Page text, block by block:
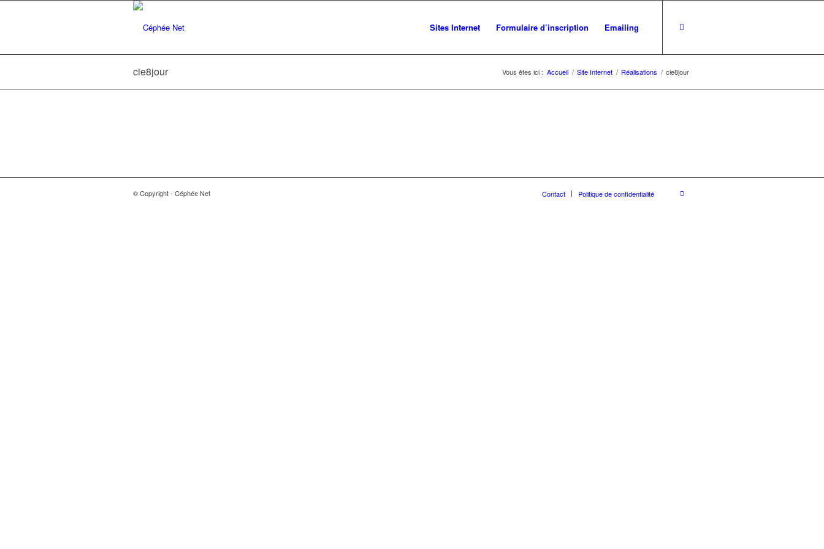
Sites Internet Formulaire d’inscription Emailing
cie8jour Vous êtes ici : Accueil / Site Internet / Réalisations / cie8jour
© Copyright - Céphée Net Contact Politique de confidentialité